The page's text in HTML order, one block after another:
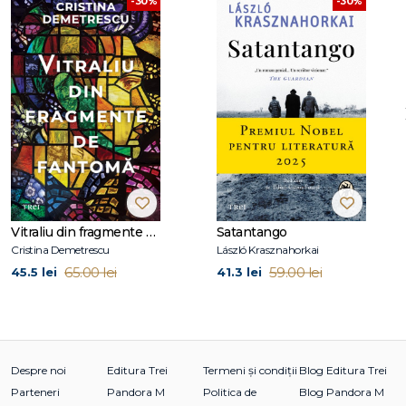
Vitraliu din fragmente de fantomă
Cristina Demetrescu
45.5 lei 65.00 lei
Satantango
László Krasznahorkai
41.3 lei 59.00 lei
Despre noi
Parteneri
Editura Trei
Pandora M
Termeni și condiții
Politica de
Blog Editura Trei
Blog Pandora M